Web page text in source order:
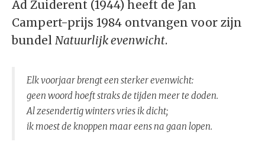
Ad Zuiderent (1944) heeft de Jan
Campert-prijs 1984 ontvangen voor zijn
bundel Natuurlijk evenwicht.
Elk voorjaar brengt een sterker evenwicht:
geen woord hoeft straks de tijden meer te doden.
Al zesendertig winters vries ik dicht;
ik moest de knoppen maar eens na gaan lopen.